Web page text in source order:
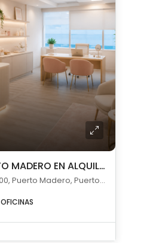
OFICINA PUERTO MADERO EN ALQUILER CON COCHERA
Manuela Sáenz 300, Puerto Madero, Puerto Madero, Capital Federal
OFICINAS